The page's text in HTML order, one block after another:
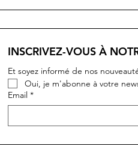
INSCRIVEZ-VOUS À
Et soyez informé de nos
Oui, je m'abonne à votre
Email *